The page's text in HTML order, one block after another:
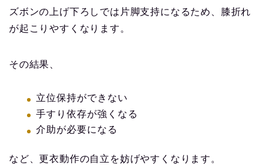
ズボンの上げ下ろしでは片脚支持になるため、膝折れ
が起こりやすくなります。
その結果、
立位保持ができない
手すり依存が強くなる
介助が必要になる
など、更衣動作の自立を妨げやすくなります。